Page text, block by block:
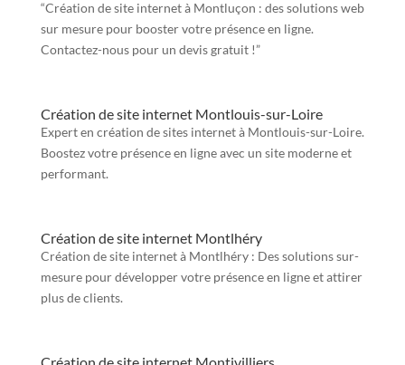
“Création de site internet à Montluçon : des solutions web
sur mesure pour booster votre présence en ligne.
Contactez-nous pour un devis gratuit !”
Création de site internet Montlouis-sur-Loire
Expert en création de sites internet à Montlouis-sur-Loire.
Boostez votre présence en ligne avec un site moderne et
performant.
Création de site internet Montlhéry
Création de site internet à Montlhéry : Des solutions sur-
mesure pour développer votre présence en ligne et attirer
plus de clients.